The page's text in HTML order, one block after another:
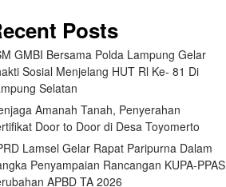
Posts
GMBI Bersama Polda Lampung Gelar
Sosial Menjelang HUT Rl Ke- 81 Di
Selatan
Amanah Tanah, Penyerahan
Door to Door di Desa Toyomerto
Lamsel Gelar Rapat Paripurna Dalam
Penyampaian Rancangan KUPA-PPAS
APBD TA 2026